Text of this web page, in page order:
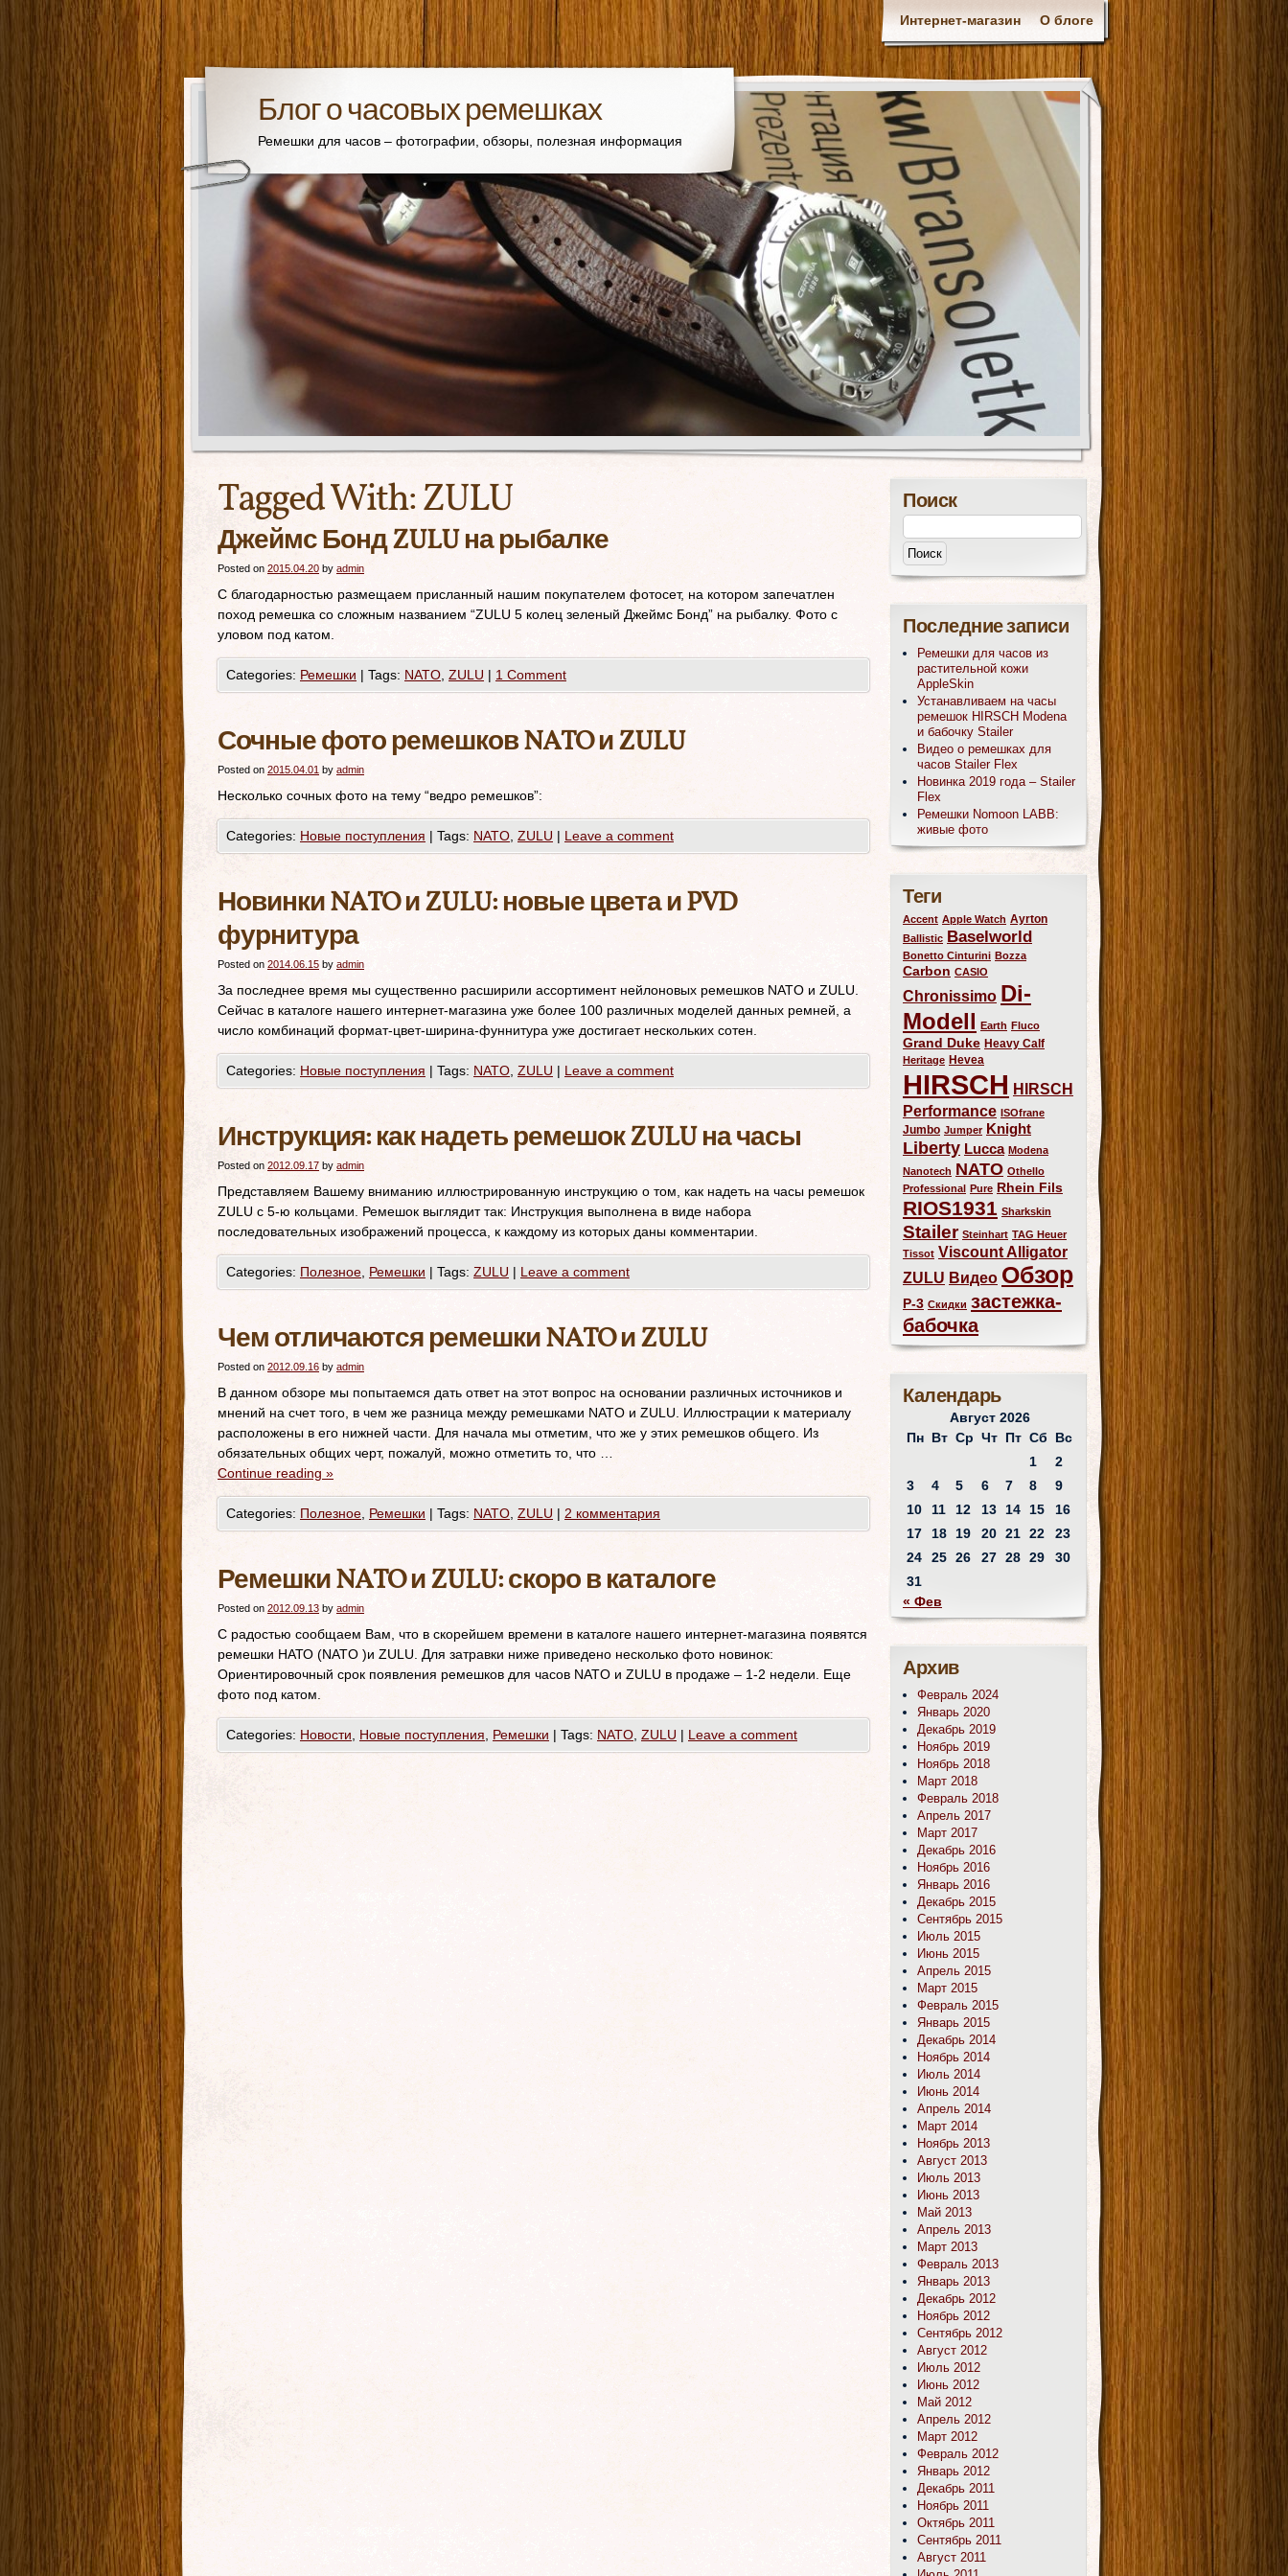
Интернет-магазин О блоге
Блог о часовых ремешках
Ремешки для часов – фотографии, обзоры, полезная информация
Tagged With:ZULU
Джеймс Бонд ZULU на рыбалке
Posted on 2015.04.20 by admin
С благодарностью размещаем присланный нашим покупателем фотосет, на котором запечатлен
поход ремешка со сложным названием “ZULU 5 колец зеленый Джеймс Бонд” на рыбалку. Фото с
уловом под катом.
Categories: Ремешки | Tags: NATO ZULU | 1 Comment
Сочные фото ремешков NATO и ZULU
Posted on 2015.04.01 by admin
Несколько сочных фото на тему “ведро ремешков”:
Categories: Новые поступления | Tags: NATO ZULU | Leave a comment
Новинки NATO и ZULU: новые цвета и PVD
фурнитура
Posted on 2014.06.15 by admin
За последнее время мы существенно расширили ассортимент нейлоновых ремешков NATO и ZULU.
Сейчас в каталоге нашего интернет-магазина уже более 100 различных моделей данных ремней, а
число комбинаций формат-цвет-ширина-фуннитура уже достигает нескольких сотен.
Categories: Новые поступления | Tags: NATO ZULU | Leave a comment
Инструкция: как надеть ремешок ZULU на часы
Posted on 2012.09.17 by admin
Представляем Вашему вниманию иллюстрированную инструкцию о том, как надеть на часы ремешок
ZULU с 5-ю кольцами. Ремешок выглядит так: Инструкция выполнена в виде набора
последовательных изображений процесса, к каждому из которых даны комментарии.
Categories: Полезное Ремешки | Tags: ZULU | Leave a comment
Чем отличаются ремешки NATO и ZULU
Posted on 2012.09.16 by admin
В данном обзоре мы попытаемся дать ответ на этот вопрос на основании различных источников и
мнений на счет того, в чем же разница между ремешками NATO и ZULU. Иллюстрации к материалу
расположены в его нижней части. Для начала мы отметим, что же у этих ремешков общего. Из
обязательных общих черт, пожалуй, можно отметить то, что …
Continue reading »
Categories: Полезное Ремешки | Tags: NATO ZULU | 2 комментария
Ремешки NATO и ZULU: скоро в каталоге
Posted on 2012.09.13 by admin
С радостью сообщаем Вам, что в скорейшем времени в каталоге нашего интернет-магазина появятся
ремешки НАТО (NATO )и ZULU. Для затравки ниже приведено несколько фото новинок:
Ориентировочный срок появления ремешков для часов NATO и ZULU в продаже – 1-2 недели. Еще
фото под катом.
Categories: Новости Новые поступления Ремешки | Tags: NATO ZULU | Leave a comment
Поиск
Последние записи
Ремешки для часов из
растительной кожи
AppleSkin
Устанавливаем на часы
ремешок HIRSCH Modena
и бабочку Stailer
Видео о ремешках для
часов Stailer Flex
Новинка 2019 года – Stailer
Flex
Ремешки Nomoon LABB:
живые фото
Теги
Accent Apple Watch Ayrton
Ballistic Baselworld
Bonetto Cinturini Bozza
Carbon CASIO
Chronissimo Di-
Modell Earth Fluco
Grand Duke Heavy Calf
Heritage Hevea
HIRSCH HIRSCH
Performance ISOfrane
Jumbo Jumper Knight
Liberty Lucca Modena
Nanotech NATO Othello
Professional Pure Rhein Fils
RIOS1931 Sharkskin
Stailer Steinhart TAG Heuer
Tissot Viscount Alligator
ZULU Видео Обзор
Р-3 Скидки застежка-
бабочка
Календарь
Август 2026
Пн Вт Ср Чт Пт Сб
Вс
1
2
3
4 5 6 7 8
9
10
11 12 13 14 15
16
17
18 19 20 21 22
23
24
25 26 27 28 29
30
31
« Фев
Архив
Февраль 2024
Январь 2020
Декабрь 2019
Ноябрь 2019
Ноябрь 2018
Март 2018
Февраль 2018
Апрель 2017
Март 2017
Декабрь 2016
Ноябрь 2016
Январь 2016
Декабрь 2015
Сентябрь 2015
Июль 2015
Июнь 2015
Апрель 2015
Март 2015
Февраль 2015
Январь 2015
Декабрь 2014
Ноябрь 2014
Июль 2014
Июнь 2014
Апрель 2014
Март 2014
Ноябрь 2013
Август 2013
Июль 2013
Июнь 2013
Май 2013
Апрель 2013
Март 2013
Февраль 2013
Январь 2013
Декабрь 2012
Ноябрь 2012
Сентябрь 2012
Август 2012
Июль 2012
Июнь 2012
Май 2012
Апрель 2012
Март 2012
Февраль 2012
Январь 2012
Декабрь 2011
Ноябрь 2011
Октябрь 2011
Сентябрь 2011
Август 2011